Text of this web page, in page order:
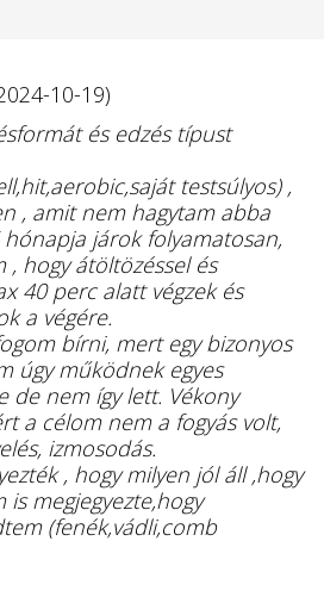
10-19)
és edzés típust
testsúlyos) ,
, amit nem hagytam abba
járok folyamatosan,
hogy átöltözéssel és
40 perc alatt végzek és
a végére.
bírni, mert egy bizonyos
úgy működnek egyes
de nem így lett. Vékony
a célom nem a fogyás volt,
izmosodás.
, hogy milyen jól áll ,hogy
megjegyezte,hogy
(fenék,vádli,comb